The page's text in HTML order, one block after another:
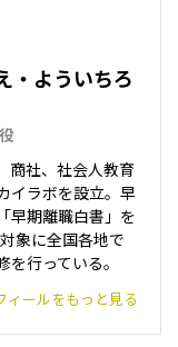
・よういちろ
商社、社会人教育
イラボを設立。早
早期離職白書」を
象に全国各地で
行っている。
ィールをもっと見る